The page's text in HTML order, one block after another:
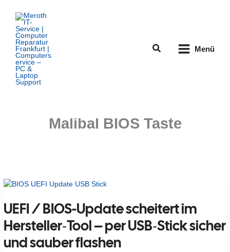
Inhalt
springen
Suchen Menü
Malibal BIOS Taste
UEFI / BIOS-Update scheitert im
Hersteller‑Tool – per USB‑Stick sicher
und sauber flashen